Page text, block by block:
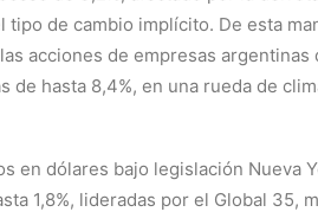
de cambio implícito. De esta
acciones de empresas argentinas
hasta 8,4%, en una rueda de
en dólares bajo legislación Nueva
1,8%, lideradas por el Global 35,